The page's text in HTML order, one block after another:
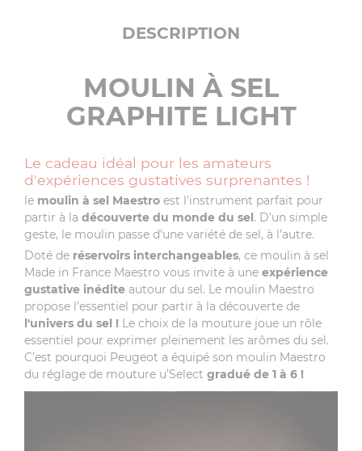
DESCRIPTION
MOULIN À SEL
GRAPHITE LIGHT
Le cadeau idéal pour les amateurs
d'expériences gustatives surprenantes !
le moulin à sel Maestro est l'instrument parfait pour
partir à la découverte du monde du sel. D’un simple
geste, le moulin passe d’une variété de sel, à l’autre.
Doté de réservoirs interchangeables, ce moulin à sel
Made in France Maestro vous invite à une expérience
gustative inédite autour du sel. Le moulin Maestro
propose l'essentiel pour partir à la découverte de
l'univers du sel ! Le choix de la mouture joue un rôle
essentiel pour exprimer pleinement les arômes du sel.
C’est pourquoi Peugeot a équipé son moulin Maestro
du réglage de mouture u’Select gradué de 1 à 6 !